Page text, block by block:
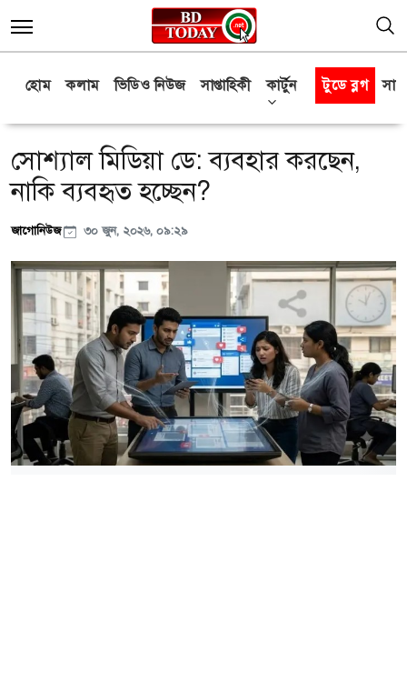
হোম কলাম ভিডিও নিউজ সাপ্তাহিকী কার্টুন টুডে ব্লগ
সোশ্যাল মিডিয়া ডে: ব্যবহার করছেন,
নাকি ব্যবহৃত হচ্ছেন?
জাগোনিউজ ৩০ জুন, ২০২৬, ০৯:২৯